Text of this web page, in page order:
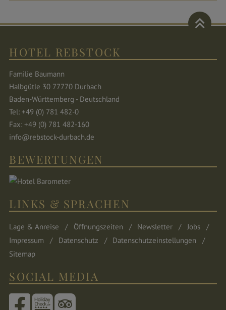
HOTEL REBSTOCK
Familie Baumann
Halbgütle 30 77770 Durbach
Baden-Württemberg - Deutschland
Tel: +49 (0) 781 482-0
Fax: +49 (0) 781 482-160
info@rebstock-durbach.de
BEWERTUNGEN
LINKS & SPRACHEN
Lage & Anreise Öffnungszeiten Newsletter
Jobs
Impressum
Datenschutz
Datenschutzeinstellungen
Sitemap
SOCIAL MEDIA